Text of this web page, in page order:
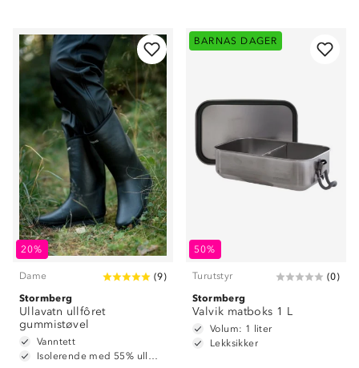
20%
Dame (9)
Stormberg
Ullavatn ullfôret
gummistøvel
Vanntett
Isolerende med 55% ullmiks
BARNAS DAGER
50%
Turutstyr (0)
Stormberg
Valvik matboks 1 L
Volum: 1 liter
Lekksikker
Kundeservice
Om Stormberg
Verdigrunnlag
Klima og miljø
Etisk handel
Trelagsprinsippet barn
Alt du trenger til Norgesferien